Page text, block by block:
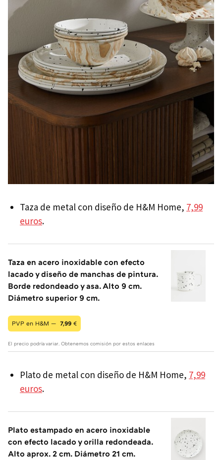
Taza de metal con diseño de H&M Home, 7,99
euros.
Taza en acero inoxidable con efecto
lacado y diseño de manchas de pintura.
Borde redondeado y asa. Alto 9 cm.
Diámetro superior 9 cm.
PVP en H&M — 7,99 €
El precio podría variar. Obtenemos comisión por estos enlaces
Plato de metal con diseño de H&M Home, 7,99
euros.
Plato estampado en acero inoxidable
con efecto lacado y orilla redondeada.
Alto aprox. 2 cm. Diámetro 21 cm.